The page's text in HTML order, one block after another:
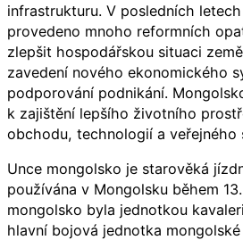
infrastrukturu. V posledních
provedeno mnoho reformních
zlepšit hospodářskou situaci
zavedení nového ekonomického
podporování podnikání.
k zajištění lepšího životního
obchodu, technologií a veřejného
Unce mongolsko je starověká
používána v Mongolsku během
mongolsko byla jednotkou
hlavní bojová jednotka